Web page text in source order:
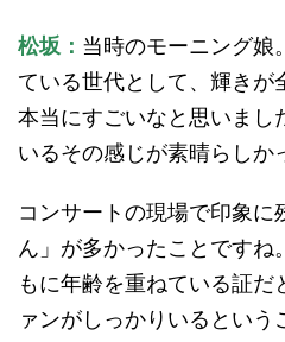
松坂： 当時のモーニング娘
ている世代として、輝きが
本当にすごいなと思いまし
いるその感じが素晴らしか
コンサートの現場で印象
ん」が多かったことですね
もに年齢を重ねている証だ
ァンがしっかりいるとい